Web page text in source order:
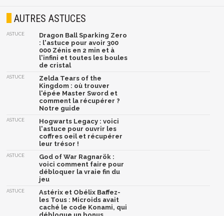
AUTRES ASTUCES
ASTUCE
Dragon Ball Sparking Zero
: l'astuce pour avoir 300
000 Zénis en 2 min et à
l'infini et toutes les boules
de cristal
ASTUCE
Zelda Tears of the
Kingdom : où trouver
l'épée Master Sword et
comment la récupérer ?
Notre guide
ASTUCE
Hogwarts Legacy : voici
l'astuce pour ouvrir les
coffres oeil et récupérer
leur trésor !
ASTUCE
God of War Ragnarök :
voici comment faire pour
débloquer la vraie fin du
jeu
ASTUCE
Astérix et Obélix Baffez-
les Tous : Microids avait
caché le code Konami, qui